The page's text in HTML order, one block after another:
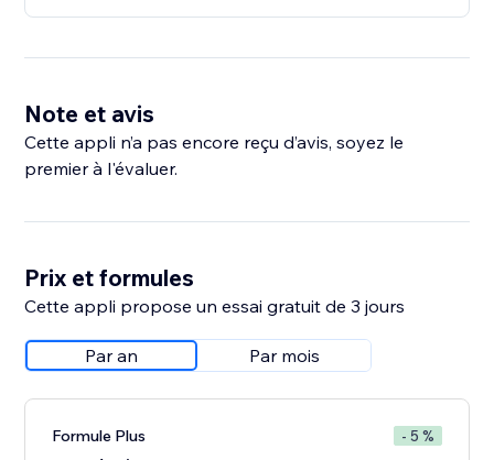
Note et avis
Cette appli n’a pas encore reçu d’avis, soyez le
premier à l'évaluer.
Prix et formules
Cette appli propose un essai gratuit de 3 jours
Par an Par mois
Formule Plus - 5 %